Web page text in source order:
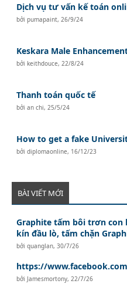
Dịch vụ tư vấn kế toán
bởipumapaint, 26/9/24
Keskara Male
bởikeithdouce, 22/8/24
Thanh toán quốc tế
bởian chi, 25/5/24
How to get a fake
bởidiplomaonline, 16/12/23
BÀI VIẾT MỚI
Graphite tấm bôi trơn con
kín đầu lò, tấm chặn
bởiquanglan,30/7/26
https://
bởi Jamesmortony, 22/7/26